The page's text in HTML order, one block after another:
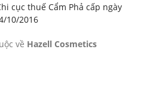
cục thuế Cẩm Phả cấp ngày
10/2016
về Hazell Cosmetics